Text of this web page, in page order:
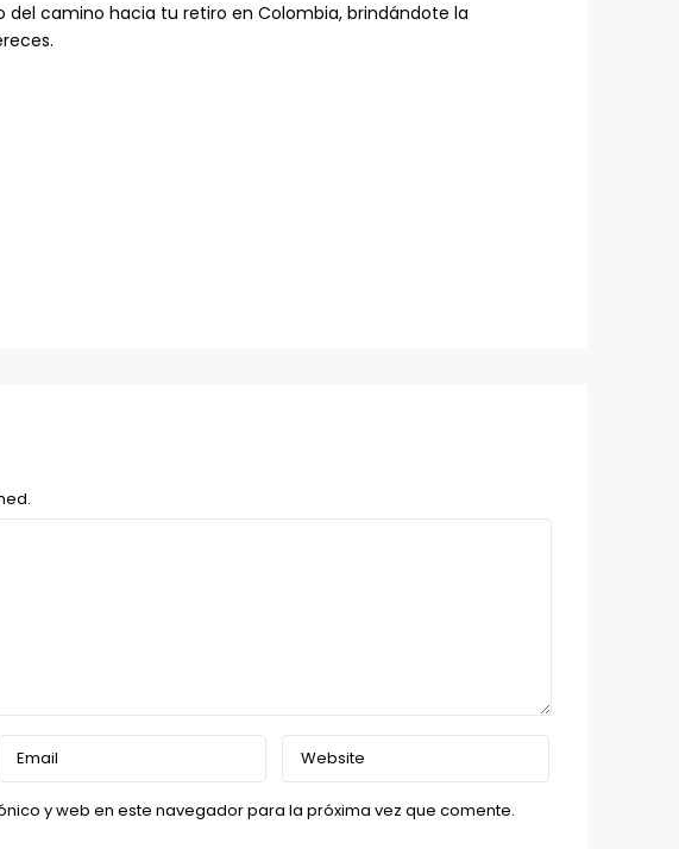
camino hacia tu retiro en Colombia, brindándote la
y web en este navegador para la próxima vez que comente.